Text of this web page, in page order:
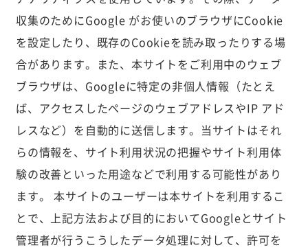
収集のためにGoogle がお使いのブラウザにCookie
を設定したり、既存のCookieを読み取ったりする場
合があります。また、本サイトをご利用中のウェブ
ブラウザは、Googleに特定の非個人情報（たとえ
ば、アクセスしたページのウェブアドレスやIP アド
レスなど）を自動的に送信します。当サイトはそれ
らの情報を、サイト利用状況の把握やサイト利用体
験の改善といった用途などで利用する可能性があり
ます。 本サイトのユーザーは本サイトを利用するこ
とで、上記方法および目的においてGoogleとサイト
管理者が行うこうしたデータ処理に対して、許可を